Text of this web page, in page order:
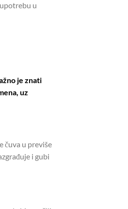
u
je znati
uz
čuva u previše
i gubi